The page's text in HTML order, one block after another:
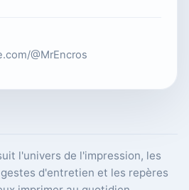
@MrEncros
l'univers de l'impression, les
d'entretien et les repères